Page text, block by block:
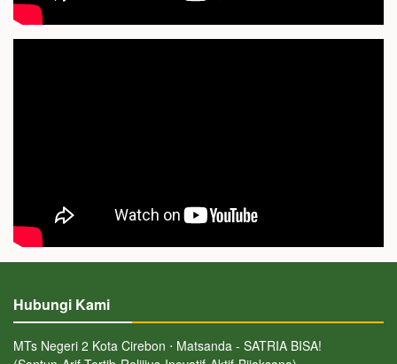
Hubungi Kami
MTs Negeri 2 Kota Cirebon ⋅ Matsanda - SATRIA BISA!